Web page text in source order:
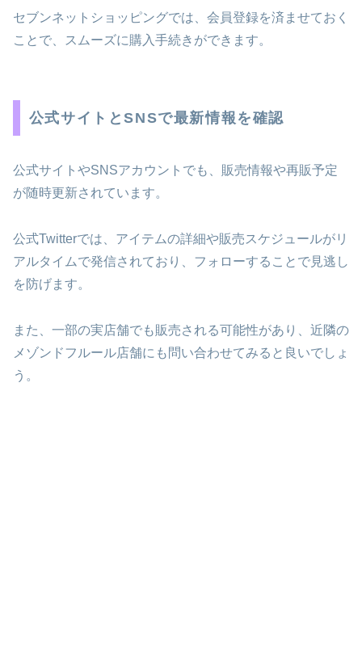
セブンネットショッピングでは、会員登録を済ませておく
ことで、スムーズに購入手続きができます。
公式サイトとSNSで最新情報を確認
公式サイトやSNSアカウントでも、販売情報や再販予定
が随時更新されています。
公式Twitterでは、アイテムの詳細や販売スケジュールがリ
アルタイムで発信されており、フォローすることで見逃し
を防げます。
また、一部の実店舗でも販売される可能性があり、近隣の
メゾンドフルール店舗にも問い合わせてみると良いでしょ
う。